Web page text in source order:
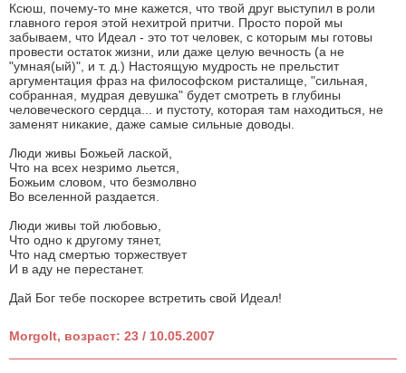
Ксюш, почему-то мне кажется, что твой друг выступил в роли
главного героя этой нехитрой притчи. Просто порой мы
забываем, что Идеал - это тот человек, с которым мы готовы
провести остаток жизни, или даже целую вечность (а не
"умная(ый)", и т. д.) Настоящую мудрость не прельстит
аргументация фраз на философском ристалище, "сильная,
собранная, мудрая девушка" будет смотреть в глубины
человеческого сердца... и пустоту, которая там находиться, не
заменят никакие, даже самые сильные доводы.
Люди живы Божьей лаской,
Что на всех незримо льется,
Божьим словом, что безмолвно
Во вселенной раздается.
Люди живы той любовью,
Что одно к другому тянет,
Что над смертью торжествует
И в аду не перестанет.
Дай Бог тебе поскорее встретить свой Идеал!
Morgolt, возраст: 23 / 10.05.2007